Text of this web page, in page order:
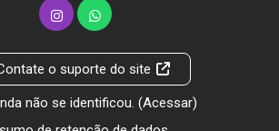
o suporte do site
não se identificou. (Acessar)